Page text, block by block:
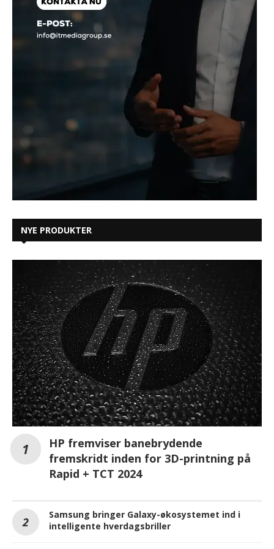
NYE PRODUKTER
HP fremviser banebrydende
fremskridt inden for 3D-printning på
Rapid + TCT 2024
Samsung bringer Galaxy-økosystemet ind i
intelligente hverdagsbriller